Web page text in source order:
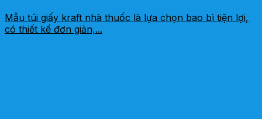
Mẫu túi giấy kraft nhà thuốc là lựa chọn bao bì tiện lợi,
có thiết kế đơn giản,...